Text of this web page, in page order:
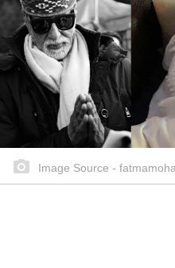
Image Source -